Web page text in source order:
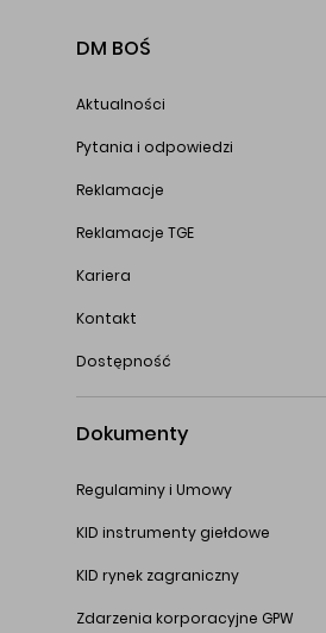
DM BOŚ
Aktualności
Pytania i odpowiedzi
Reklamacje
Reklamacje TGE
Kariera
Kontakt
Dostępność
Dokumenty
Regulaminy i Umowy
KID instrumenty giełdowe
KID rynek zagraniczny
Zdarzenia korporacyjne GPW